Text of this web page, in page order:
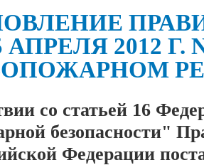
2012 Г.
со статьей 16
безопасности"
Федерации